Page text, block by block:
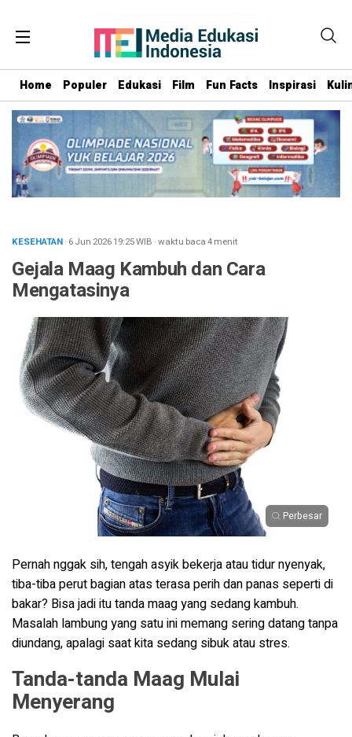
Home Populer Edukasi Film Fun Facts Inspirasi
KESEHATAN· 6 Jun 202619:25WIB ·waktu baca 4 menit
Gejala Maag Kambuh dan Cara
Mengatasinya
Perbesar
Pernah nggak sih, tengah asyik bekerja atau tidur nyenyak,
tiba-tiba perut bagian atas terasa perih dan panas seperti di
bakar? Bisa jadi itu tanda maag yang sedang kambuh.
Masalah lambung yang satu ini memang sering datang tanpa
diundang, apalagi saat kita sedang sibuk atau stres.
Tanda-tanda Maag Mulai
Menyerang